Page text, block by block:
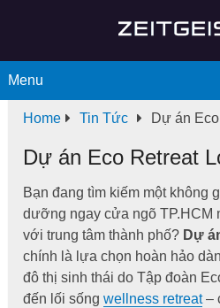
Menu
Home Tin Tức Dự án
Dự án Eco Retreat
Bạn đang tìm kiếm một không
dưỡng ngay cửa ngõ TP.HCM
với trung tâm thành phố? Dự
chính là lựa chọn hoàn hảo
đô thị sinh thái do Tập đoàn
đến lối sốngwellness retreat–